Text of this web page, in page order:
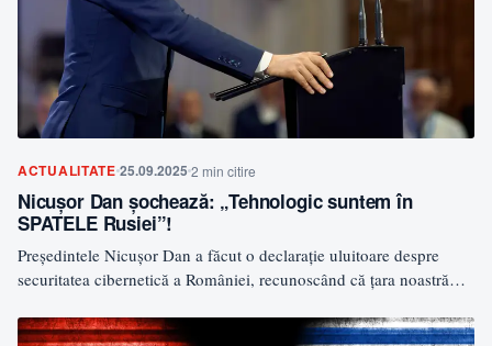
ACTUALITATE 25.09.2025 2 min citire
Nicușor Dan șochează: „Tehnologic suntem în
SPATELE Rusiei”!
Președintele Nicușor Dan a făcut o declarație uluitoare despre
securitatea cibernetică a României, recunoscând că țara noastră